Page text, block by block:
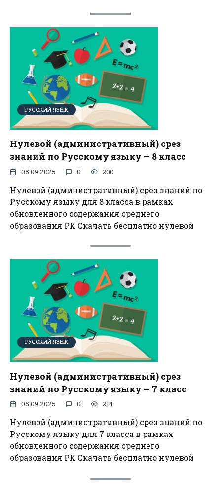
РУССКИЙ ЯЗЫК
Нулевой (административный) срез
знаний по Русскому языку — 8 класс
05.09.2025 0 200
Нулевой (административный) срез знаний по
Русскому языку для 8 класса в рамках
обновленного содержания среднего
образования РК Скачать бесплатно нулевой
РУССКИЙ ЯЗЫК
Нулевой (административный) срез
знаний по Русскому языку — 7 класс
05.09.2025 0 214
Нулевой (административный) срез знаний по
Русскому языку для 7 класса в рамках
обновленного содержания среднего
образования РК Скачать бесплатно нулевой